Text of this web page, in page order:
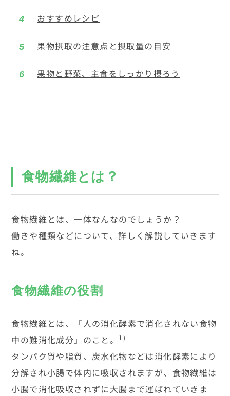
おすすめレシピ
果物摂取の注意点と摂取量の目安
果物と野菜、主食をしっかり摂ろう
食物繊維とは？
食物繊維とは、一体なんなのでしょうか？
働きや種類などについて、詳しく解説していきます
ね。
食物繊維の役割
食物繊維とは、「人の消化酵素で消化されない食物
中の難消化成分」のこと。
1)
タンパク質や脂質、炭水化物などは消化酵素により
分解され小腸で体内に吸収されますが、食物繊維は
小腸で消化吸収されずに大腸まで運ばれていきま